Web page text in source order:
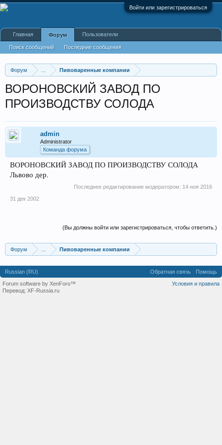
Войти или зарегистрироваться
Форум Пивоваренные компании
ВОРОНОВСКИЙ ЗАВОД ПО
ПРОИЗВОДСТВУ СОЛОДА
admin
Administrator
Команда форума
ВОРОНОВСКИЙ ЗАВОД ПО ПРОИЗВОДСТВУ СОЛОДА
Львово дер.
Последнее редактирование модератором: 14 ноя 2016
31 дек 2002
(Вы должны войти или зарегистрироваться, чтобы ответить.)
Форум Пивоваренные компании
Главная Форум
Поиск сообщений Последние сообщения
Пользователи
Russian (RU) Обратная связь
Помощь
Условия и правила
Forum software by XenForo™
Перевод: XF-Russia.ru